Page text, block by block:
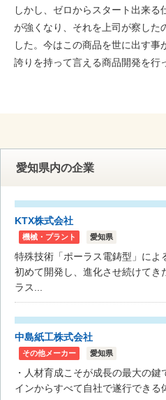
しかし、ゼロからスタート出来
が強くなり、それを上司が察した
した。今はこの商品を世に出す事
誇りを持って言える商品開発を行
愛知県内の企業
KTX株式会社
機械・プラント 愛知県
特殊技術「ポーラス電鋳型」に
初めて開発し、進化させ続けてき
ラス...
中島紙工株式会社
その他メーカー 愛知県
・人材育成こそが成長の最大の
インからすべて自社で遂行できる